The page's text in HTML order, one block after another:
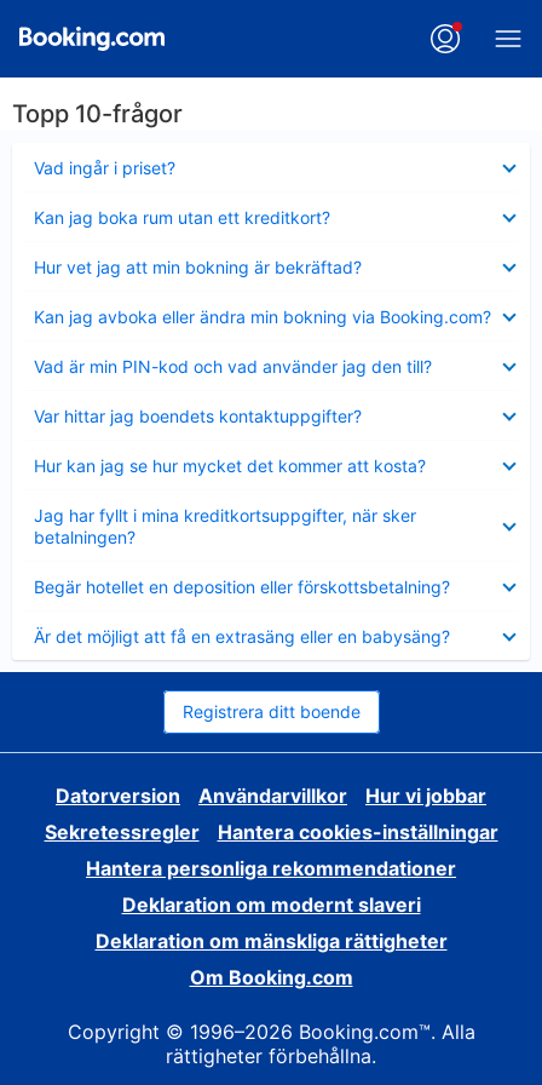
Topp 10-frågor
Vad ingår i priset?
mindre
Kan jag boka rum utan ett kreditkort?
mindre
Hur vet jag att min bokning är bekräftad?
mindre
Kan jag avboka eller ändra min bokning via Booking.com?
mindre
Vad är min PIN-kod och vad använder jag den till?
mindre
Var hittar jag boendets kontaktuppgifter?
mindre
Hur kan jag se hur mycket det kommer att kosta?
mindre
Jag har fyllt i mina kreditkortsuppgifter, när sker
betalningen?
mindre
Begär hotellet en deposition eller förskottsbetalning?
mindre
Är det möjligt att få en extrasäng eller en babysäng?
mindre
Registrera ditt boende
Datorversion Användarvillkor
Hur vi jobbar
Sekretessregler
Hantera cookies-inställningar
Hantera personliga rekommendationer
Deklaration om modernt slaveri
Deklaration om mänskliga rättigheter
Om Booking.com
Copyright © 1996–2026 Booking.com™. Alla
rättigheter förbehållna.